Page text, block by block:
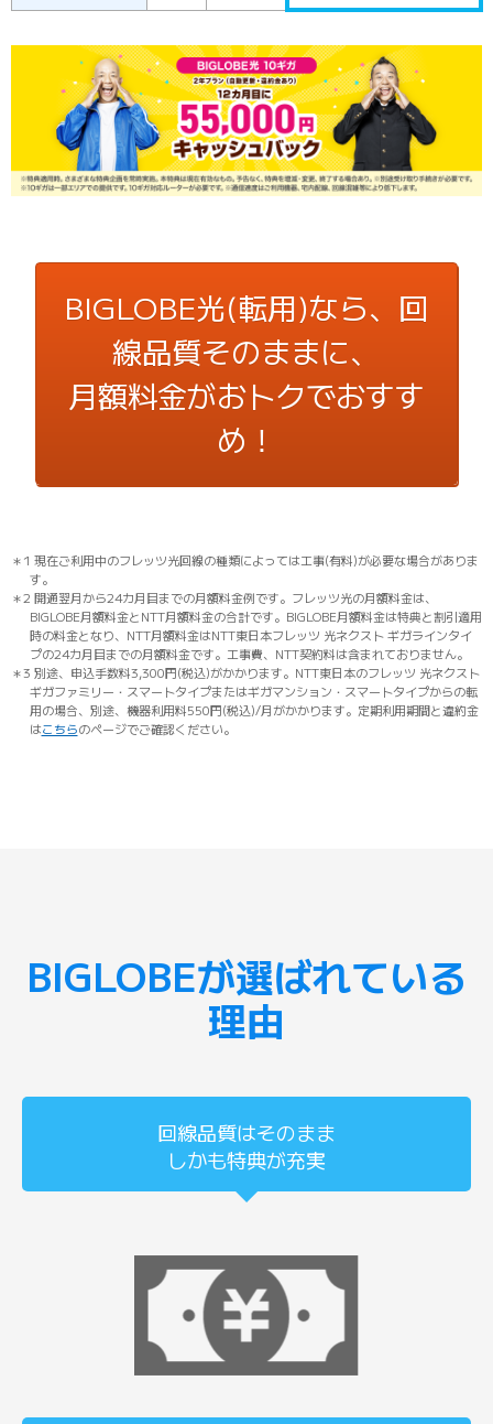
BIGLOBE光(転用)なら、回
線品質そのままに、
月額料金がおトクでおすす
め！
＊1 現在ご利用中のフレッツ光回線の種類によっては工事(有料)が必要な場合がありま
す。
＊2 開通翌月から24カ月目までの月額料金例です。フレッツ光の月額料金は、
BIGLOBE月額料金とNTT月額料金の合計です。BIGLOBE月額料金は特典と割引適用
時の料金となり、NTT月額料金はNTT東日本フレッツ 光ネクスト ギガラインタイ
プの24カ月目までの月額料金です。工事費、NTT契約料は含まれておりません。
＊3 別途、申込手数料3,300円(税込)がかかります。NTT東日本のフレッツ 光ネクスト
ギガファミリー・スマートタイプまたはギガマンション・スマートタイプからの転
用の場合、別途、機器利用料550円(税込)/月がかかります。定期利用期間と違約金
はこちらのページでご確認ください。
BIGLOBEが選ばれている
理由
回線品質はそのまま
しかも特典が充実